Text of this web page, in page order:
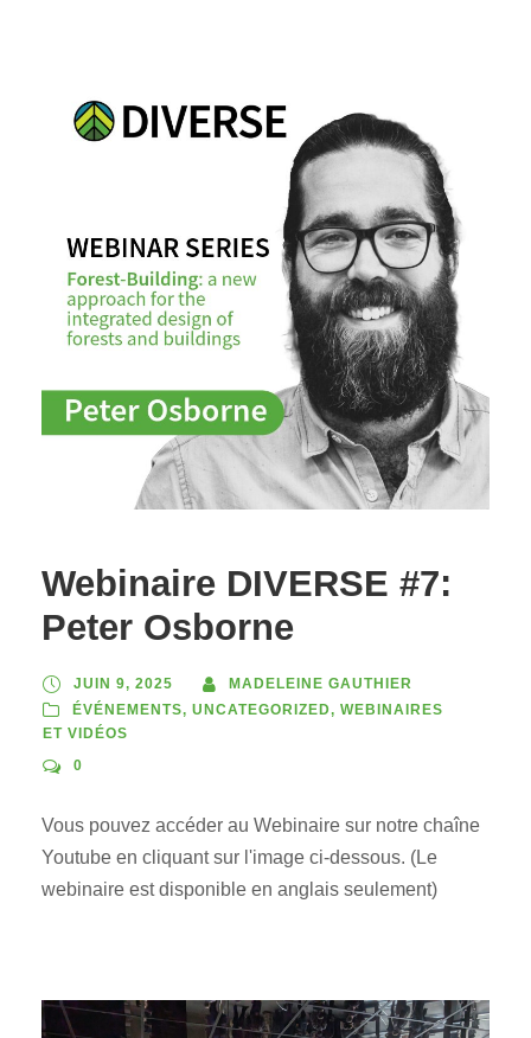
Webinaire DIVERSE #7:
Peter Osborne
JUIN 9, 2025
MADELEINE GAUTHIER
ÉVÉNEMENTS, UNCATEGORIZED, WEBINAIRES
ET VIDÉOS
0
Vous pouvez accéder au Webinaire sur notre chaîne
Youtube en cliquant sur l'image ci-dessous. (Le
webinaire est disponible en anglais seulement)